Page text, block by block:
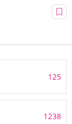
125
1238